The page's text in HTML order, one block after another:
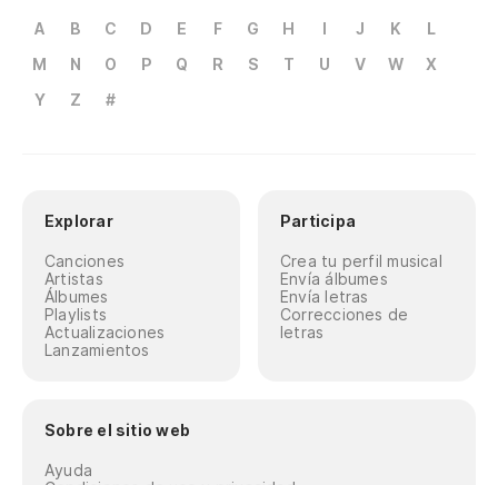
A B C D E F G H I J K
L
M
N O P Q R S T U V W
X
Y
Z #
Explorar
Canciones
Artistas
Álbumes
Playlists
Actualizaciones
Lanzamientos
Participa
Crea tu perfil musical
Envía álbumes
Envía letras
Correcciones de
letras
Sobre el sitio web
Ayuda